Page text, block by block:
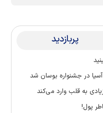
پربازدید
آسیا در جشنواره بوسان شد
پول!